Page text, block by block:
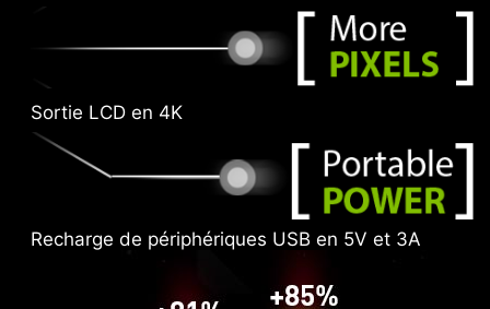
Sortie LCD en 4K
Recharge de périphériques USB en 5V et 3A